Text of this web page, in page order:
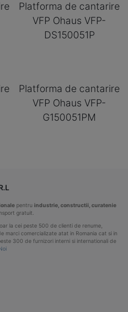
Platforma de cantarire
VFP Ohaus VFP-
DS150051P
Platforma de cantarire
VFP Ohaus VFP-
G150051PM
pentru industrie, constructii, curatenie
gratuit.
la cei peste 500 de clienti de renume,
marci comercializate atat in Romania cat si in
300 de furnizori interni si internationali de